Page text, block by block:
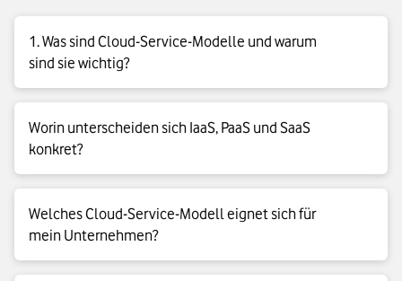
1. Was sind Cloud-Service-Modelle und warum
sind sie wichtig?
Cloud-Service-Modelle beschreiben, wie Sie IT-Leistungen
nutzen und welche Aufgaben Sie selbst übernehmen. Diese
Modelle helfen Ihnen dabei, Ihre IT flexibel zu gestalten,
Kosten zu steuern und Innovation gezielt voranzutreiben.
Worin unterscheiden sich IaaS, PaaS und SaaS
konkret?
IaaS bietet Ihnen maximale Kontrolle über die Infrastruktur,
während Sie viele Aufgaben selbst übernehmen. PaaS
unterstützt Sie bei der Entwicklung von Anwendungen, da der
Anbieter die technische Basis betreibt. SaaS stellt fertige
Welches Cloud-Service-Modell eignet sich für
mein Unternehmen?